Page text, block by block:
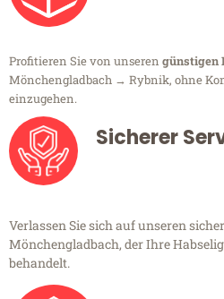
Profitieren Sie von unseren günstigen
Mönchengladbach → Rybnik, ohne
einzugehen.
Sicherer
Verlassen Sie sich auf unseren
Mönchengladbach, der Ihre
behandelt.